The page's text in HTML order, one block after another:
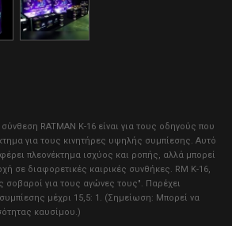
σύνθεση RATMAN K-16 είναι για τους οδηγούς που
για τους κινητήρες υψηλής συμπίεσης. Αυτό
πλεονέκτημα ισχύος και ροπής, αλλά μπορεί
σε διαφορετικές καιρικές συνθήκες. RM K-16,
σοβαροί για τους αγώνες τους". Παρέχει
μέχρι 15,5: 1. (Σημείωση: Μπορεί να
καυσίμου.)